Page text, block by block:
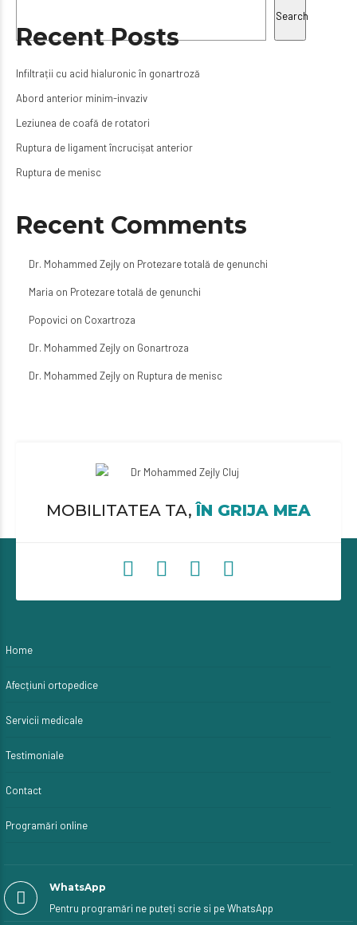
Search
Recent Posts
Infiltrații cu acid hialuronic în gonartroză
Abord anterior minim-invaziv
Leziunea de coafă de rotatori
Ruptura de ligament încrucișat anterior
Ruptura de menisc
Recent Comments
Dr. Mohammed Zejlyon Protezare totală de genunchi
Maria on Protezare totală de genunchi
Popovici on Coxartroza
Dr. Mohammed Zejlyon Gonartroza
Dr. Mohammed Zejlyon Ruptura de menisc
MOBILITATEA TA,ÎN GRIJA MEA
Home
Afecțiuni ortopedice
Servicii medicale
Testimoniale
Contact
Programări online
WhatsApp
Pentru programări ne puteți scrie si pe WhatsApp